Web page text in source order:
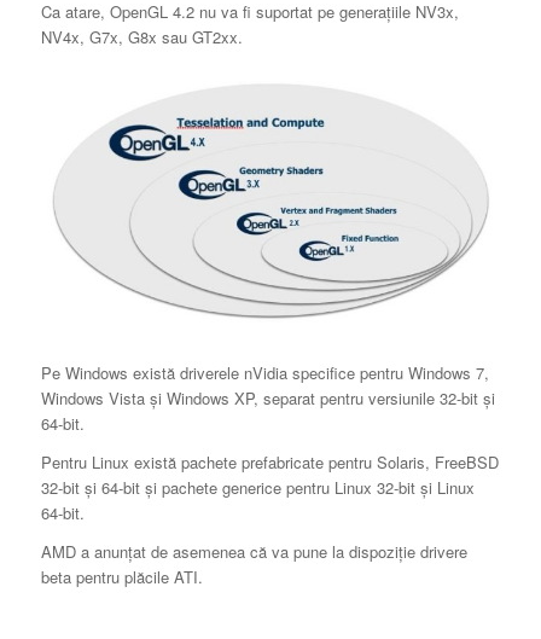
Ca atare, OpenGL 4.2 nu va fi suportat pe generaţiile NV3x,
NV4x, G7x, G8x sau GT2xx.
Pe Windows există driverele nVidia specifice pentru Windows 7,
Windows Vista şi Windows XP, separat pentru versiunile 32-bit şi
64-bit.
Pentru Linux există pachete prefabricate pentru Solaris, FreeBSD
32-bit şi 64-bit şi pachete generice pentru Linux 32-bit şi Linux
64-bit.
AMD a anunţat de asemenea că va pune la dispoziţie drivere
beta pentru plăcile ATI.